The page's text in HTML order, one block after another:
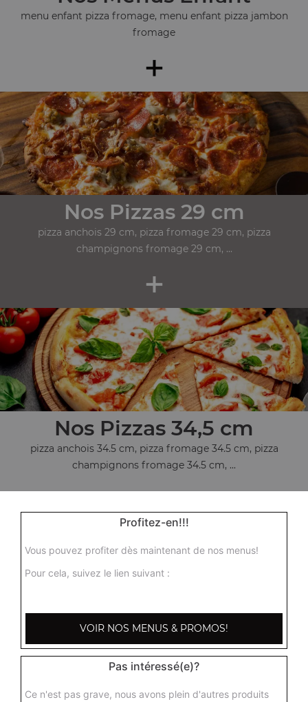
menu enfant pizza fromage, menu enfant pizza jambon
fromage
+
Nos Pizzas 29 cm
pizza anchois 29 cm, pizza fromage 29 cm, pizza
champignons fromage 29 cm, ...
+
Nos Pizzas 34,5 cm
pizza anchois 34.5 cm, pizza fromage 34.5 cm, pizza
champignons fromage 34.5 cm, ...
+
Nos Desserts
barre glacée mars, barre glacée twix, barre snickers
Profitez-en!!!
Vous pouvez profiter dès maintenant de nos menus!
Pour cela, suivez le lien suivant :
VOIR NOS MENUS & PROMOS!
Pas intéressé(e)?
Ce n'est pas grave, nous avons plein d'autres produits